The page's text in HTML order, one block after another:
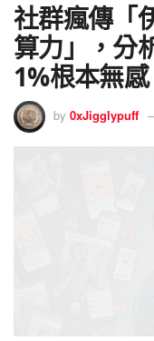
社群瘋傳「
算力」，分
1%根本無感
by 0xJigglypuff